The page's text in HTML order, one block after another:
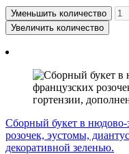
Уменьшить количество
Увеличить количество
Сборный букет в нюдово-
розочек, эустомы,
декоративной зеленью.